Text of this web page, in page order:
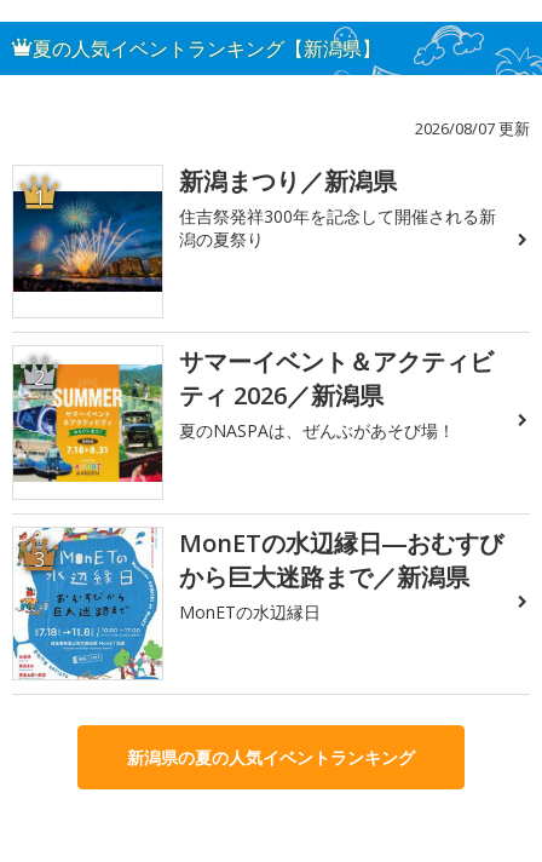
夏の人気イベントランキング【新潟県】
2026/08/07 更新
1 新潟まつり／新潟県
住吉祭発祥300年を記念して開催される新
潟の夏祭り
2
サマーイベント＆アクティビ
ティ 2026／新潟県
夏のNASPAは、ぜんぶがあそび場！
3
MonETの水辺縁日―おむすび
から巨大迷路まで／新潟県
MonETの水辺縁日
新潟県の夏の人気イベントランキング